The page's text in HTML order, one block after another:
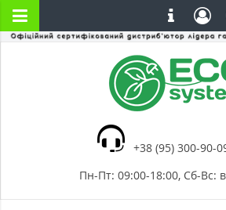
+38 (95) 300-90-
Пн-Пт: 09:00-18:00, Сб-Вс: